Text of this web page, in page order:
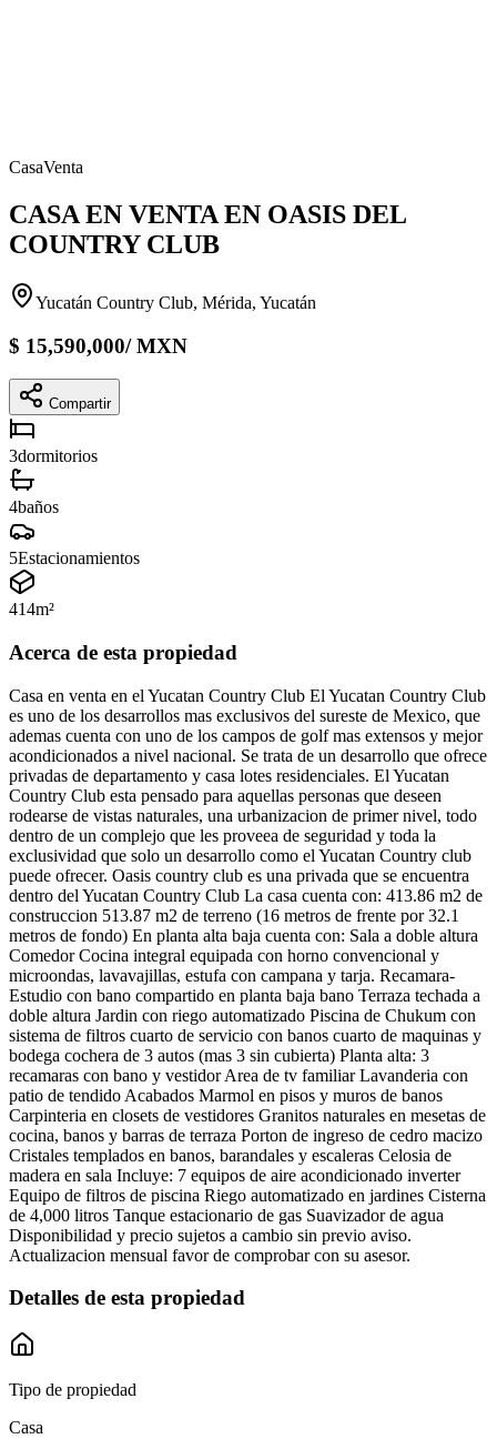
CasaVenta
CASA EN VENTA EN OASIS DEL
COUNTRY CLUB
Yucatán Country Club, Mérida, Yucatán
$ 15,590,000/MXN
Compartir
3dormitorios
4baños
5Estacionamientos
414m²
Acerca de esta propiedad
Casa en venta en el Yucatan Country Club El Yucatan Country Club
es uno de los desarrollos mas exclusivos del sureste de Mexico, que
ademas cuenta con uno de los campos de golf mas extensos y mejor
acondicionados a nivel nacional. Se trata de un desarrollo que ofrece
privadas de departamento y casa lotes residenciales. El Yucatan
Country Club esta pensado para aquellas personas que deseen
rodearse de vistas naturales, una urbanizacion de primer nivel, todo
dentro de un complejo que les proveea de seguridad y toda la
exclusividad que solo un desarrollo como el Yucatan Country club
puede ofrecer. Oasis country club es una privada que se encuentra
dentro del Yucatan Country Club La casa cuenta con: 413.86 m2 de
construccion 513.87 m2 de terreno (16 metros de frente por 32.1
metros de fondo) En planta alta baja cuenta con: Sala a doble altura
Comedor Cocina integral equipada con horno convencional y
microondas, lavavajillas, estufa con campana y tarja. Recamara-
Estudio con bano compartido en planta baja bano Terraza techada a
doble altura Jardin con riego automatizado Piscina de Chukum con
sistema de filtros cuarto de servicio con banos cuarto de maquinas y
bodega cochera de 3 autos (mas 3 sin cubierta) Planta alta: 3
recamaras con bano y vestidor Area de tv familiar Lavanderia con
patio de tendido Acabados Marmol en pisos y muros de banos
Carpinteria en closets de vestidores Granitos naturales en mesetas de
cocina, banos y barras de terraza Porton de ingreso de cedro macizo
Cristales templados en banos, barandales y escaleras Celosia de
madera en sala Incluye: 7 equipos de aire acondicionado inverter
Equipo de filtros de piscina Riego automatizado en jardines Cisterna
de 4,000 litros Tanque estacionario de gas Suavizador de agua
Disponibilidad y precio sujetos a cambio sin previo aviso.
Actualizacion mensual favor de comprobar con su asesor.
Detalles de esta propiedad
Tipo de propiedad
Casa